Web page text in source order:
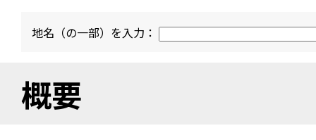
地名（の一部）を入力：
概要